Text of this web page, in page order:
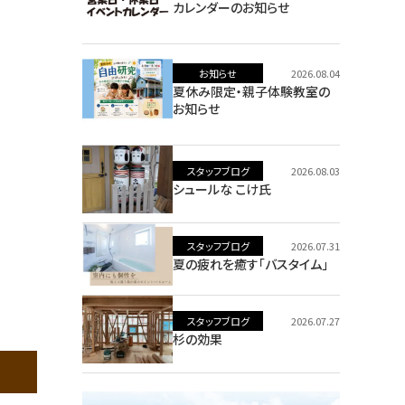
カレンダーのお知らせ
お知らせ 2026.08.04
夏休み限定・親子体験教室の
お知らせ
スタッフブログ 2026.08.03
シュールな こけ氏
スタッフブログ 2026.07.31
夏の疲れを癒す「バスタイム」
スタッフブログ 2026.07.27
杉の効果